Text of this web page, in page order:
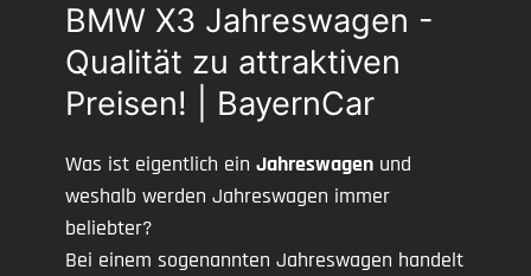
BMW X3 Jahreswagen -
Qualität zu attraktiven
Preisen! | BayernCar
Was ist eigentlich ein Jahreswagen und
weshalb werden Jahreswagen immer
beliebter?
Bei einem sogenannten Jahreswagen handelt